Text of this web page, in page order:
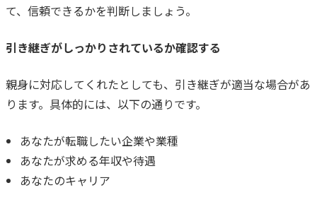
て、信頼できるかを判断しましょう。
引き継ぎがしっかりされているか確認する
親身に対応してくれたとしても、引き継ぎが適当な場合があ
ります。 具体的には、以下の通りです。
あなたが転職したい企業や業種
あなたが求める年収や待遇
あなたのキャリア